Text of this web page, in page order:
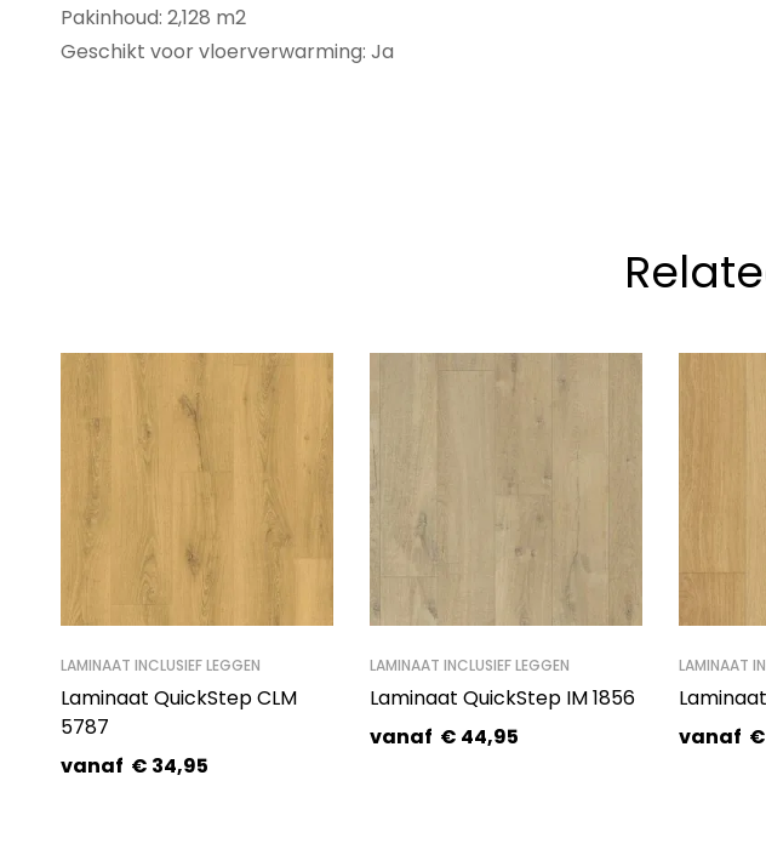
Pakinhoud: 2,128 m2
Geschikt voor vloerverwarming: Ja
LAMINAAT INCLUSIEF LEGGEN
Laminaat QuickStep CLM
5787
vanaf € 34,95
LAMINAAT INCLUSIEF LEGGEN
Laminaat QuickStep IM 1856
vanaf € 44,95
LAMINAAT
vanaf €